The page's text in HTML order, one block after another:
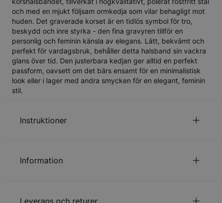
och med en mjukt följsam ormkedja som vilar behagligt mot
huden. Det graverade korset är en tidlös symbol för tro,
beskydd och inre styrka - den fina gravyren tillför en
personlig och feminin känsla av elegans. Lätt, bekvämt och
perfekt för vardagsbruk, behåller detta halsband sin vackra
glans över tid. Den justerbara kedjan ger alltid en perfekt
passform, oavsett om det bärs ensamt för en minimalistisk
look eller i lager med andra smycken för en elegant, feminin
stil.
Instruktioner
Information
Kedjetyp
Ormkedja
Leverans och returer